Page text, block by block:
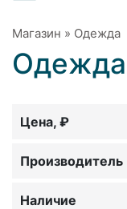
Магазин » Одежда
Одежда
Цена, ₽
Производитель
Наличие